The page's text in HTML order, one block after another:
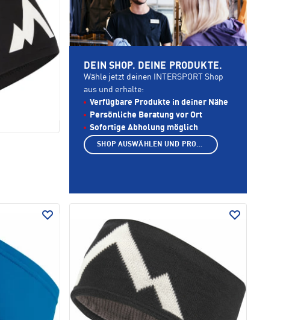
DEIN SHOP. DEINE PRODUKTE.
Wähle jetzt deinen INTERSPORT Shop
aus und erhalte:
Verfügbare Produkte in deiner Nähe
Persönliche Beratung vor Ort
Sofortige Abholung möglich
SHOP AUSWÄHLEN UND PRODUKTE ANZEIGEN